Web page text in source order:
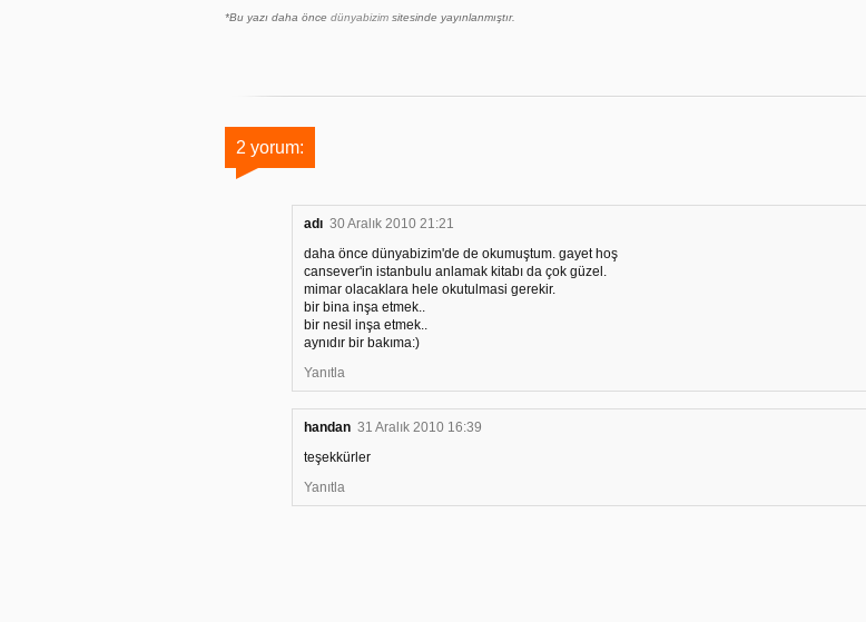
*Bu yazı daha önce dünyabizim sitesinde yayınlanmıştır.
2 yorum:
adı 30 Aralık 2010 21:21
daha önce dünyabizim'de de okumuştum. gayet hoş
cansever'in istanbulu anlamak kitabı da çok güzel.
mimar olacaklara hele okutulmasi gerekir.
bir bina inşa etmek..
bir nesil inşa etmek..
aynıdır bir bakıma:)
Yanıtla
handan 31 Aralık 2010 16:39
teşekkürler
Yanıtla